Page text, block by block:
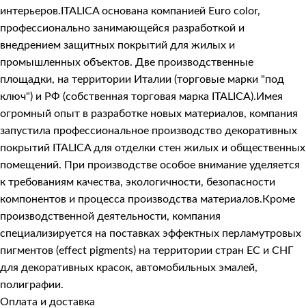
интерьеров.ITALICA основана компанией Euro color,
профессионально занимающейся разработкой и
внедрением защитных покрытий для жилых и
промышленных объектов. Две производственные
площадки, на территории Италии (торговые марки "под
ключ") и РФ (собственная торговая марка ITALICA).Имея
огромный опыт в разработке новых материалов, компания
запустила профессиональное производство декоративных
покрытий ITALICA для отделки стен жилых и общественных
помещений. При производстве особое внимание уделяется
к требованиям качества, экологичности, безопасности
компонентов и процесса производства материалов.Кроме
производственной деятельности, компания
специализируется на поставках эффектных перламутровых
пигментов (effect pigments) на территории стран ЕС и СНГ
для декоративных красок, автомобильных эмалей,
полиграфии.
Оплата и доставка